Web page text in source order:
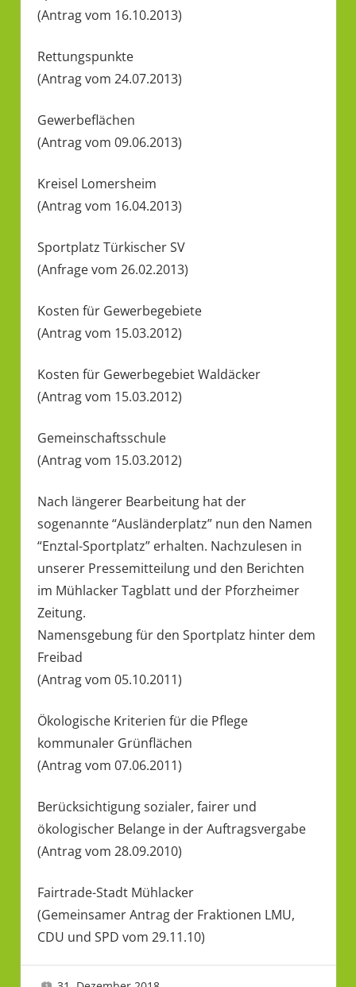
(Antrag vom 16.10.2013)
Rettungspunkte
(Antrag vom 24.07.2013)
Gewerbeflächen
(Antrag vom 09.06.2013)
Kreisel Lomersheim
(Antrag vom 16.04.2013)
Sportplatz Türkischer SV
(Anfrage vom 26.02.2013)
Kosten für Gewerbegebiete
(Antrag vom 15.03.2012)
Kosten für Gewerbegebiet Waldäcker
(Antrag vom 15.03.2012)
Gemeinschaftsschule
(Antrag vom 15.03.2012)
Nach längerer Bearbeitung hat der
sogenannte “Ausländerplatz” nun den Namen
“Enztal-Sportplatz” erhalten. Nachzulesen in
unserer Pressemitteilung und den Berichten
im Mühlacker Tagblatt und der Pforzheimer
Zeitung.
Namensgebung für den Sportplatz hinter dem
Freibad
(Antrag vom 05.10.2011)
Ökologische Kriterien für die Pflege
kommunaler Grünflächen
(Antrag vom 07.06.2011)
Berücksichtigung sozialer, fairer und
ökologischer Belange in der Auftragsvergabe
(Antrag vom 28.09.2010)
Fairtrade-Stadt Mühlacker
(Gemeinsamer Antrag der Fraktionen LMU,
CDU und SPD vom 29.11.10)